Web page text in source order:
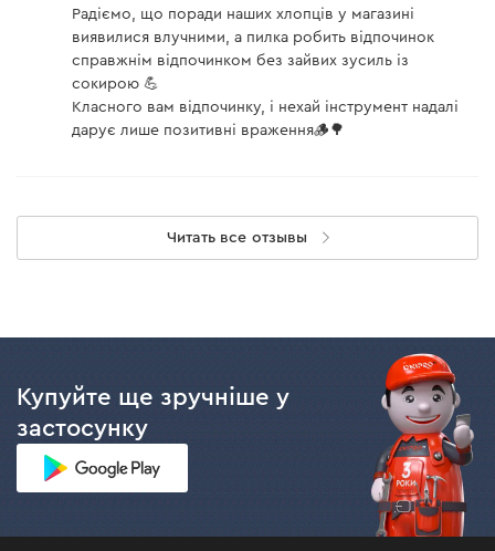
Радіємо, що поради наших хлопців у магазині
виявилися влучними, а пилка робить відпочинок
справжнім відпочинком без зайвих зусиль із
сокирою 💪
Класного вам відпочинку, і нехай інструмент надалі
дарує лише позитивні враження🪵🌳
Читать все отзывы
Купуйте ще зручніше у
застосунку